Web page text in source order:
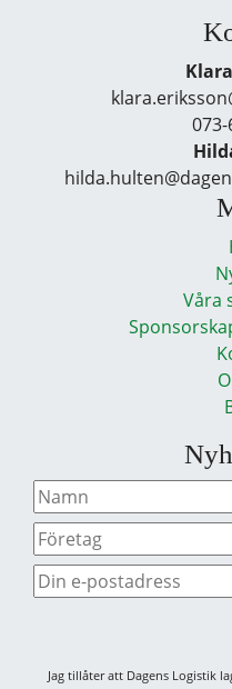
073-
Våra
Jag tillåter att Dagens Logistik